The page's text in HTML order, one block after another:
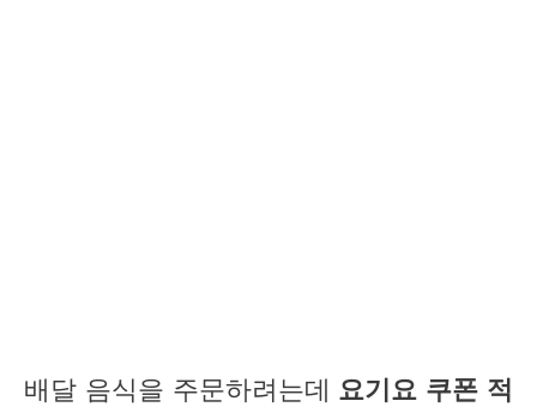
배달 음식을 주문하려는데 요기요 쿠폰 적